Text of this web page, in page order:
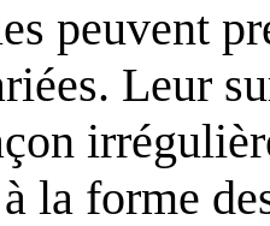
peuvent
Leur
la forme